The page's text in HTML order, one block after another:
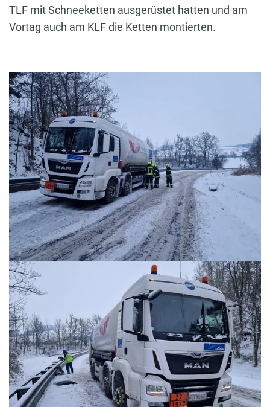
TLF mit Schneeketten ausgerüstet hatten und am
Vortag auch am KLF die Ketten montierten.